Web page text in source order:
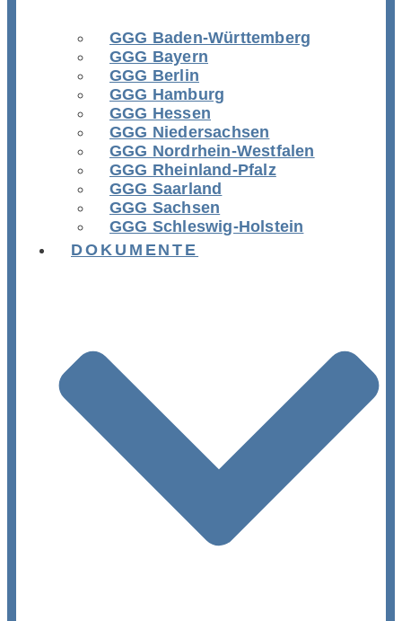
GGG Baden-Württemberg
GGG Bayern
GGG Berlin
GGG Hamburg
GGG Hessen
GGG Niedersachsen
GGG Nordrhein-Westfalen
GGG Rheinland-Pfalz
GGG Saarland
GGG Sachsen
GGG Schleswig-Holstein
DOKUMENTE